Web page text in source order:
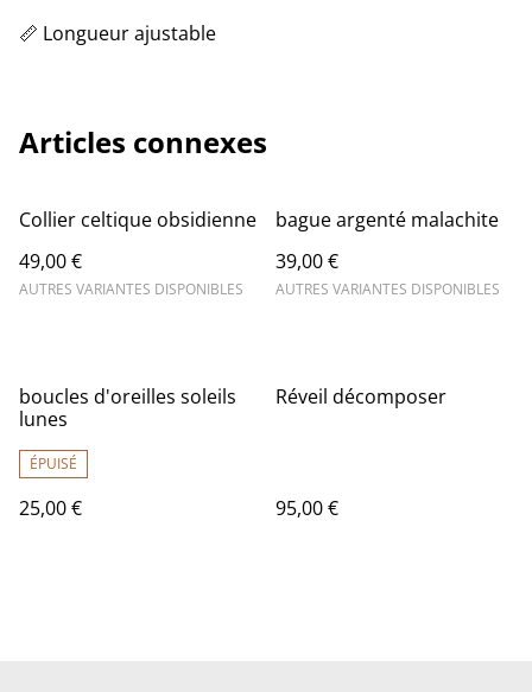
📏 Longueur ajustable
Articles connexes
Collier celtique obsidienne
49,00 €
AUTRES VARIANTES DISPONIBLES
bague argenté malachite
39,00 €
AUTRES VARIANTES DISPONIBLES
boucles d'oreilles soleils
lunes
ÉPUISÉ
25,00 €
Réveil décomposer
95,00 €